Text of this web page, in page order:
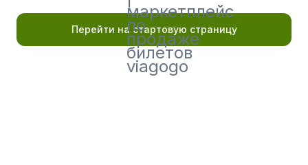
маркетплейс
по
продаже
билетов
viagogo
Перейти на стартовую страницу